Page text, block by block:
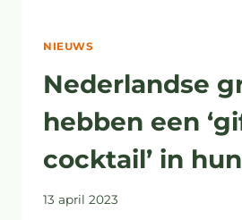
NIEUWS
Nederlandse
hebben een
cocktail’ in
13 april 2023